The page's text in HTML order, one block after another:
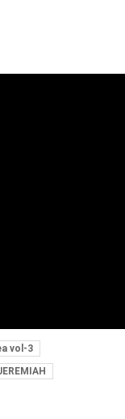
vol-3